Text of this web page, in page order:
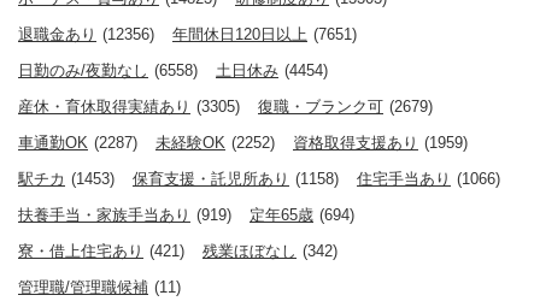
退職金あり (12356) 年間休日120日以上 (7651)
日勤のみ/夜勤なし (6558) 土日休み (4454)
産休・育休取得実績あり (3305) 復職・ブランク可 (2679)
車通勤OK (2287) 未経験OK (2252) 資格取得支援あり (1959)
駅チカ (1453) 保育支援・託児所あり (1158) 住宅手当あり (1066)
扶養手当・家族手当あり (919) 定年65歳 (694)
寮・借上住宅あり (421) 残業ほぼなし (342)
管理職/管理職候補 (11)